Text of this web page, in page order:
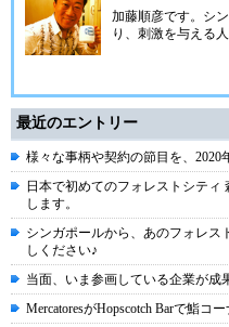
加藤順彦です。シ
り、刺激を与える
最近のエントリー
様々な事柄や契約の節目を、2020
日本で初めてのフォレストシティ
します。
シンガポールから、あのフォレス
しください♪
当面、いま参画している企業が成
MercatoresがHopscotch Barで鮨コ